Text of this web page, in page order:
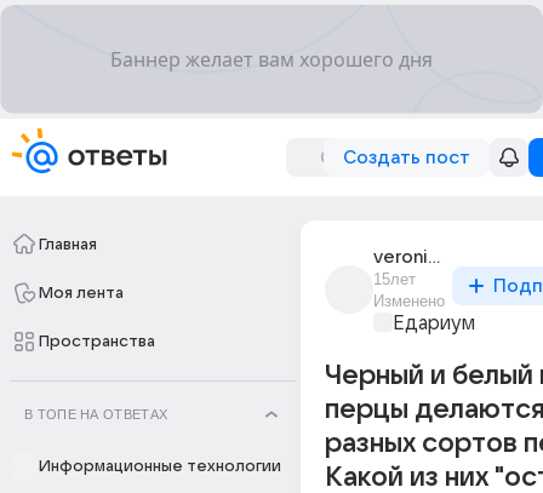
Создать пост
Главная
Моя лента
Пространства
В ТОПЕ НА ОТВЕТАХ
Информационные технологии
veronika_3597
15лет
Изменено
Едариум
Черный и
перцы
разных сортов
Какой из них